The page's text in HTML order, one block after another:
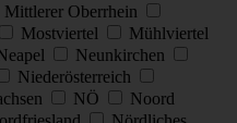
Mittlerer Oberrhein
Mostviertel
Mühlviertel
Neunkirchen
Niederösterreich
NÖ
Noord